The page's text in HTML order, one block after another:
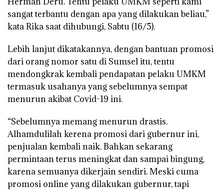
sangat terbantu dengan apa yang dilakukan beliau,”
kata Rika saat dihubungi, Sabtu (16/5).
Lebih lanjut dikatakannya, dengan bantuan promosi
dari orang nomor satu di Sumsel itu, tentu
mendongkrak kembali pendapatan pelaku UMKM
termasuk usahanya yang sebelumnya sempat
menurun akibat Covid-19 ini.
“Sebelumnya memang menurun drastis.
Alhamdulilah kerena promosi dari gubernur ini,
penjualan kembali naik. Bahkan sekarang
permintaan terus meningkat dan sampai bingung,
karena semuanya dikerjain sendiri. Meski cuma
promosi online yang dilakukan gubernur, tapi